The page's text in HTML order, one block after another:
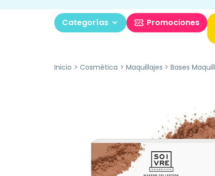
Categorías Promociones
Inicio Cosmética Maquillajes Bases